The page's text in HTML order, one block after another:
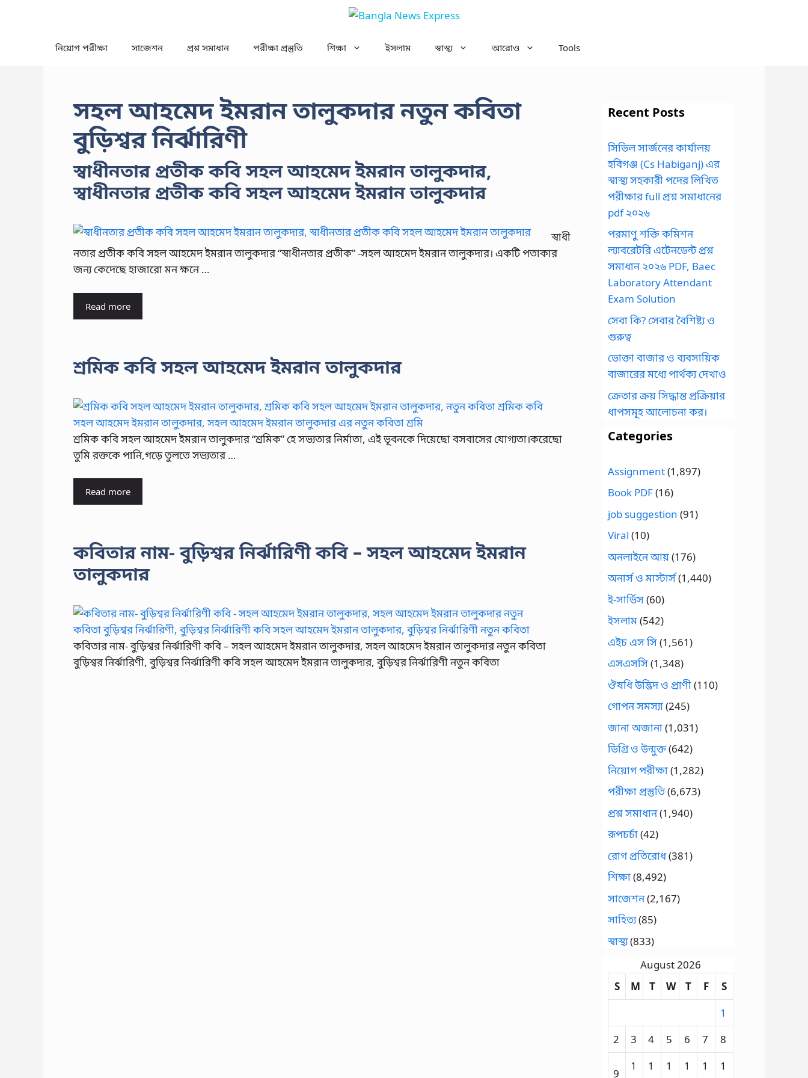
নিয়োগ পরীক্ষা সাজেশন প্রশ্ন সমাধান পরীক্ষা প্রস্তুতি শিক্ষা ইসলাম স্বাস্থ্য আরোও Tools
সহল আহমেদ ইমরান তালুকদার নতুন কবিতা
বুড়িশ্বর নির্ঝারিণী
স্বাধীনতার প্রতীক কবি সহল আহমেদ ইমরান তালুকদার,
স্বাধীনতার প্রতীক কবি সহল আহমেদ ইমরান তালুকদার
স্বাধী
নতার প্রতীক কবি সহল আহমেদ ইমরান তালুকদার “স্বাধীনতার প্রতীক” -সহল আহমেদ ইমরান তালুকদার। একটি পতাকার
জন্য কেদেছে হাজারো মন ক্ষনে …
Read more
শ্রমিক কবি সহল আহমেদ ইমরান তালুকদার
শ্রমিক কবি সহল আহমেদ ইমরান তালুকদার “শ্রমিক” হে সভ্যতার নির্মাতা, এই ভূবনকে দিয়েছো বসবাসের যোগ্যতা।করেছো
তুমি রক্তকে পানি,গড়ে তুলতে সভ্যতার …
Read more
কবিতার নাম- বুড়িশ্বর নির্ঝারিণী কবি – সহল আহমেদ ইমরান
তালুকদার
কবিতার নাম- বুড়িশ্বর নির্ঝারিণী কবি – সহল আহমেদ ইমরান তালুকদার, সহল আহমেদ ইমরান তালুকদার নতুন কবিতা
বুড়িশ্বর নির্ঝারিণী, বুড়িশ্বর নির্ঝারিণী কবি সহল আহমেদ ইমরান তালুকদার, বুড়িশ্বর নির্ঝারিণী নতুন কবিতা
Recent Posts
সিভিল সার্জনের কার্যালয়
হবিগঞ্জ (Cs Habiganj) এর
স্বাস্থ্য সহকারী পদের লিখিত
পরীক্ষার full প্রশ্ন সমাধানের
pdf ২০২৬
পরমাণু শক্তি কমিশন
ল্যাবরেটরি এটেনডেন্ট প্রশ্ন
সমাধান ২০২৬ PDF, Baec
Laboratory Attendant
Exam Solution
সেবা কি? সেবার বৈশিষ্ট্য ও
গুরুত্ব
ভোক্তা বাজার ও ব্যবসায়িক
বাজারের মধ্যে পার্থক্য দেখাও
ক্রেতার ক্রয় সিদ্ধান্ত প্রক্রিয়ার
ধাপসমূহ আলোচনা কর।
Categories
Assignment(1,897)
Book PDF(16)
job suggestion (91)
Viral (10)
অনলাইনে আয়(176)
অনার্স ও মাস্টার্স(1,440)
ই-সার্ভিস(60)
ইসলাম(542)
এইচ এস সি(1,561)
এসএসসি(1,348)
ঔষধি উদ্ভিদ ও প্রাণী(110)
গোপন সমস্যা(245)
জানা অজানা(1,031)
ডিগ্রি ও উন্মুক্ত(642)
নিয়োগ পরীক্ষা(1,282)
পরীক্ষা প্রস্তুতি(6,673)
প্রশ্ন সমাধান(1,940)
রূপচর্চা(42)
রোগ প্রতিরোধ(381)
শিক্ষা(8,492)
সাজেশন(2,167)
সাহিত্য(85)
স্বাস্থ্য(833)
August 2026
S
M T W T F
S
1
2
3 4 5 6 7 8
9
1
1
1
1
1
1